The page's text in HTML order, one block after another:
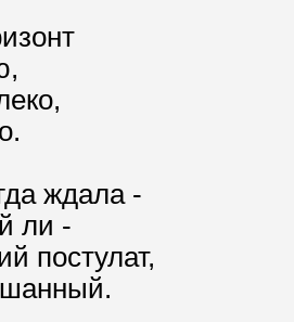
ждала -
ли -
постулат,